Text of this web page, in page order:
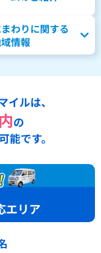
わりに関する
情報
ルは、
の
能です。
エリア